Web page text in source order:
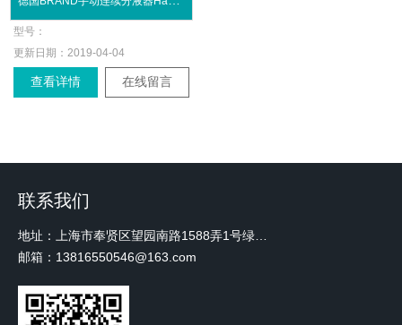
型号：
更新日期： 2019-04-04
查看详情 在线留言
联系我们
邮箱：13816550546@163.com